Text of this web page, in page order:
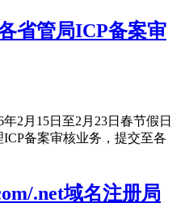
省管局ICP备案审
2月15日至2月23日春节假日
备案审核业务，提交至各
.net域名注册局